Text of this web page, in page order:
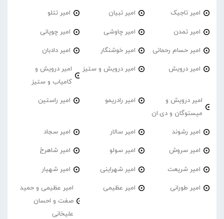
امیر تاجیک امیر تبیان امیر تتلو
امیر تمدن امیر چاوشی امیر چوپانی
امیر حسام رحمانی امیر خوشنگار امیر دادبان
امیر درویش امیر درویش و ستیز
امیر درویش و
کامیاب و ستیز
امیر درویش و
میستوگان و دی.ان
امیر رادریمو امیر راستین
امیر رشوند امیر سالار امیر سجاد
امیر سروش امیر سولو امیر شاهرخ
امیر شریعت امیر شهراینی امیر شهیار
امیر طورانی امیر عظیمی
امیر عظیمی و حمید
صفت و احسان
علیخانی